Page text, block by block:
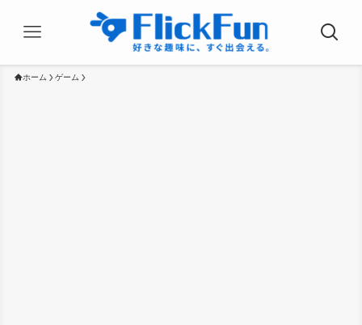
ホーム ゲーム